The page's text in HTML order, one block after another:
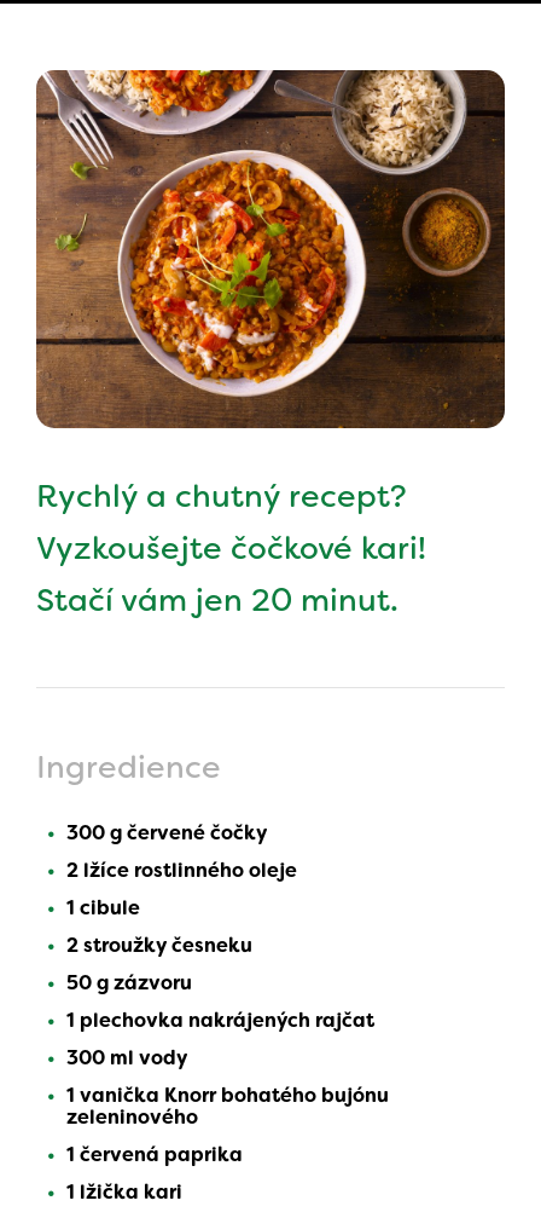
Rychlý a chutný recept?
Vyzkoušejte čočkové kari!
Stačí vám jen 20 minut.
Ingredience
300 g červené čočky
2 lžíce rostlinného oleje
1 cibule
2 stroužky česneku
50 g zázvoru
1 plechovka nakrájených rajčat
300 ml vody
1 vanička Knorr bohatého bujónu
zeleninového
1 červená paprika
1 lžička kari